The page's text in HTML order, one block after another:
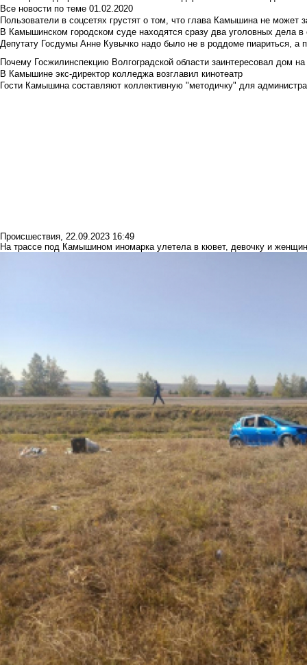
Все новости по теме 01.02.2020
Пользователи в соцсетях грустят о том, что глава Камышина не может
В Камышинском городском суде находятся сразу два уголовных дела
Депутату Госдумы Анне Кувычко надо было не в роддоме пиариться, а
Почему Госжилинспекцию Волгоградской области заинтересовал дом
В Камышине экс-директор колледжа возглавил кинотеатр
Гости Камышина составляют коллективную "методичку" для
Происшествия, 22.09.2023 16:49
На трассе под Камышином иномарка улетела в кювет, девочку и